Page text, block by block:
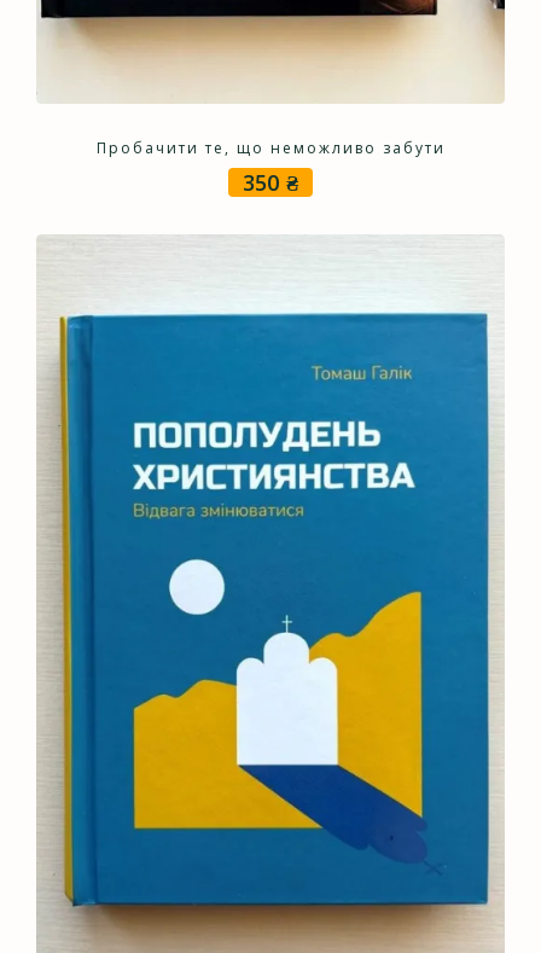
Пробачити те, що неможливо забути
350 ₴